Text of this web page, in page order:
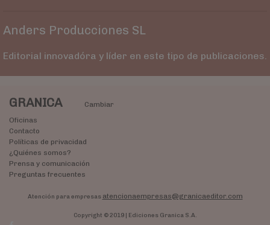
Anders Producciones SL
Editorial innovadóra y líder en este tipo de publicaciones.
GRANICA
Cambiar
Oficinas
Contacto
Políticas de privacidad
¿Quiénes somos?
Prensa y comunicación
Preguntas frecuentes
Atención para empresas atencionaempresas@granicaeditor.com
Copyright © 2019 | Ediciones Granica S.A.